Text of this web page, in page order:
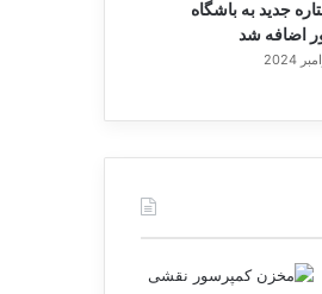
جدید به باشگاه
اضافه شد